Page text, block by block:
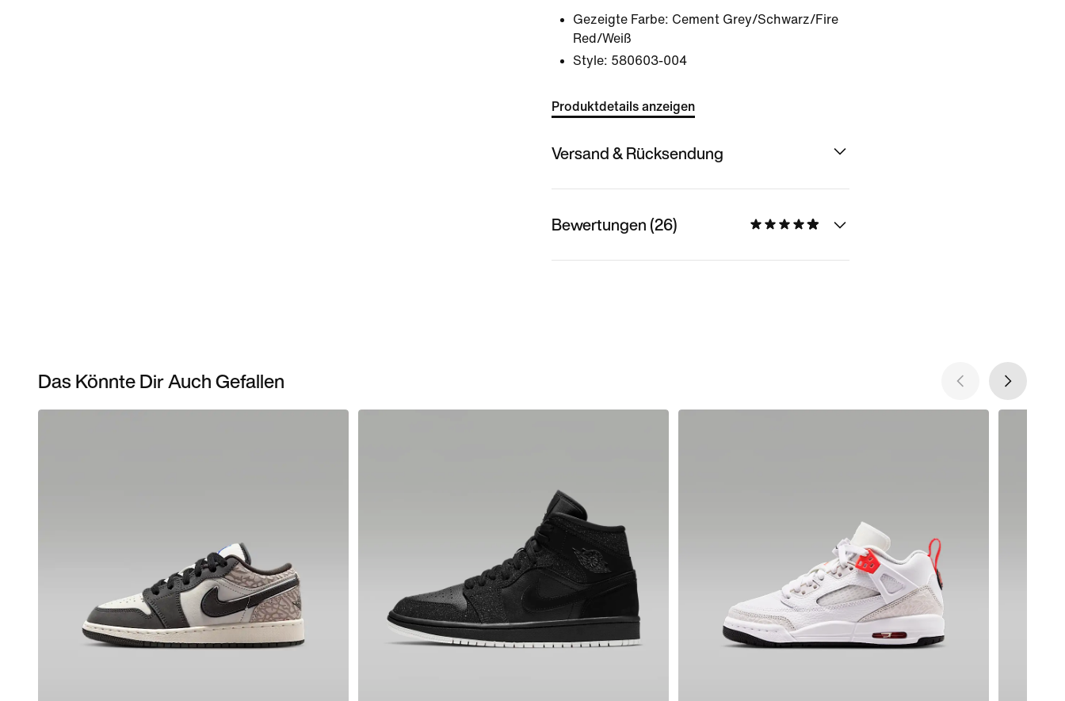
Gezeigte Farbe: Cement Grey/Schwarz/Fire
Red/Weiß
Style: 580603-004
Produktdetails anzeigen
Versand & Rücksendung
Bewertungen (26)
Das Könnte Dir Auch Gefallen